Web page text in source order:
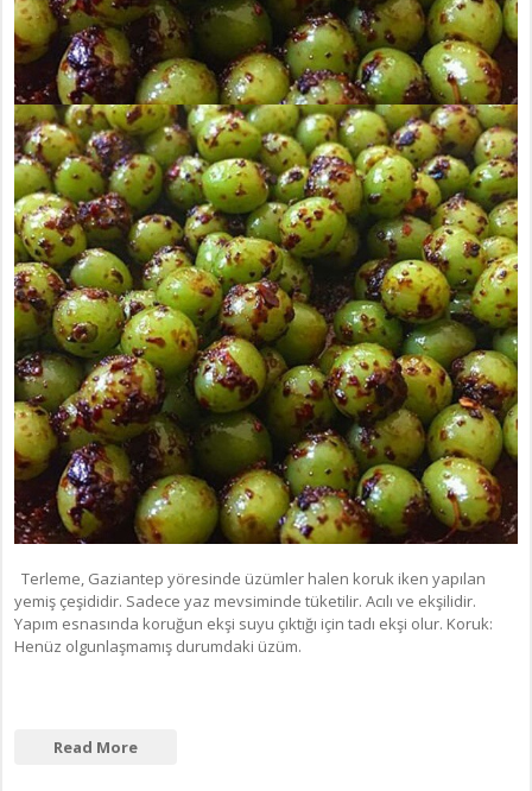
Terleme, Gaziantep yöresinde üzümler halen koruk iken yapılan
yemiş çeşididir. Sadece yaz mevsiminde tüketilir. Acılı ve ekşilidir.
Yapım esnasında koruğun ekşi suyu çıktığı için tadı ekşi olur. Koruk:
Henüz olgunlaşmamış durumdaki üzüm.
Read More